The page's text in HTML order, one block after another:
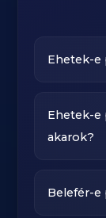
Ehetek-e
Ehetek-e
akarok?
Belefér-e